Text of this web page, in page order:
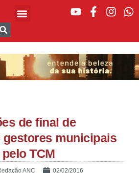
de final de
gestores municipais
TCM
ANC 02/02/2016